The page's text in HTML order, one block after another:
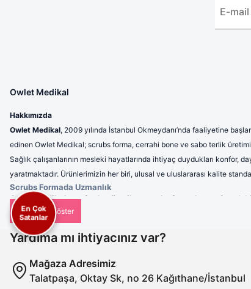
Owlet Medikal
Hakkımızda
Owlet Medikal, 2009 yılında İstanbul Okmeydanı’nda faaliyetine
edinen Owlet Medikal; scrubs forma, cerrahi bone ve sabo terlik
Sağlık çalışanlarının mesleki hayatlarında ihtiyaç duydukları konfor,
yaratmaktadır. Ürünlerimizin her biri, ulusal ve uluslararası kalite
Scrubs Formada Uzmanlık
Owlet Medikal tarafından üretilen scrubs formalar
; nefes
profesyonel bir görünüm sunulmaktadır. Ergonomik tasarımı
Cerrahi Bonelerde Hijyen ve Rahatlık
Hijyenin en kritik unsurlardan biri olduğu sağlık sektöründe,
kullanımlarda dahi maksimum konfor sunar. Tek renk
Uzun saatler boyunca ayakta çalışan sağlık personeli için
azaltan ve dayanıklılığıyla uzun ömürlü kullanım sağlayan
Yardıma mı ihtiyacınız var?
Mağaza Adresimiz
Talatpaşa, Oktay Sk, no 26 Kağıthane/İstanbul
En Çok
Satanlar